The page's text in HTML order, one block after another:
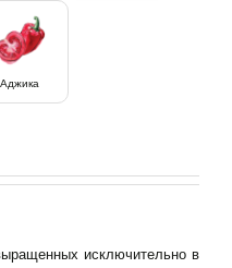
Аджика
исключительно в